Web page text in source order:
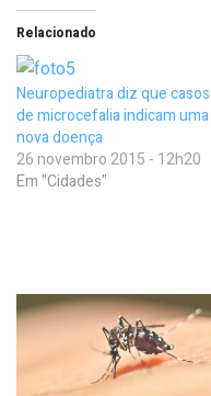
Relacionado
Neuropediatra diz que casos
de microcefalia indicam uma
nova doença
26 novembro 2015 - 12h20
Em "Cidades"